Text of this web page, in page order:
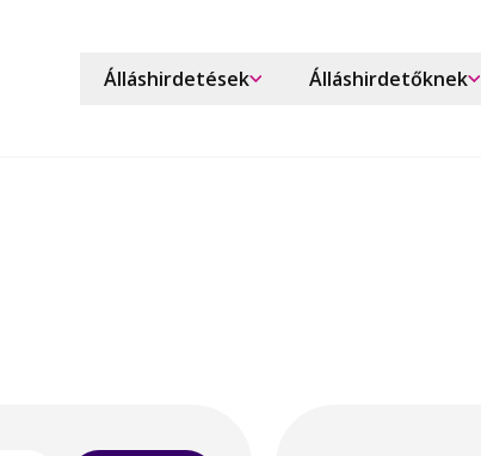
Álláshirdetések Álláshirdetőknek